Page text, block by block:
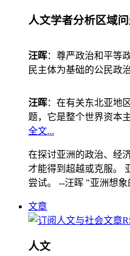
人文学者分析区域
汪晖：尊严政治和平等
民主体为基础的公民政
汪晖：在有关东北亚地
题，它是整个世界资本
全文...
在探讨亚洲的政治、经
才能得到超越或克服。
尝试。 --汪晖 "亚洲想
文章
人文